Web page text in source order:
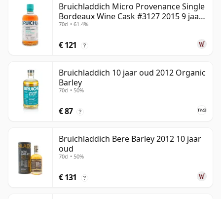
Bruichladdich Micro Provenance Single
Bordeaux Wine Cask #3127 2015 9 jaar
oud
70cl • 61.4%
€ 121 ?
Bruichladdich 10 jaar oud 2012 Organic
Barley
70cl • 50%
€ 87 ?
Bruichladdich Bere Barley 2012 10 jaar
oud
70cl • 50%
€ 131 ?